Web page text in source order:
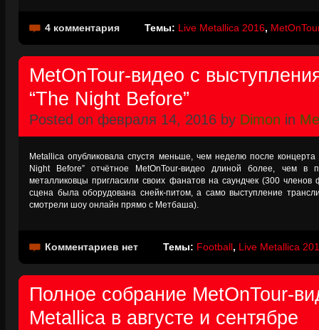
4 комментария Темы: Live Metallica 2016,
MetOnTour-видео с
“The Night Before”
Posted on февраля 14, 2016 by Dimon in
Metallica опубликовала спустя меньше, чем неделю после
Night Before” отчётное MetOnTour-видео длиной более, чем
металликовцы пригласили своих фанатов на саундчек (300
сцена была оборудована снейк-питом, а само выступление
смотрели шоу онлайн прямо с Метбаша).
Комментариев нет Темы: Football, Live Metallica
Полное собрание MetOnTour-
Metallica в августе и сентябре